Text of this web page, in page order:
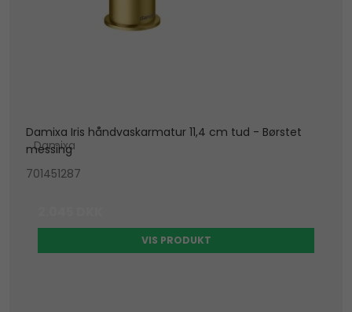
Damixa Iris håndvaskarmatur 11,4 cm tud - Børstet
messing
Damixa
701451287
VIS PRODUKT